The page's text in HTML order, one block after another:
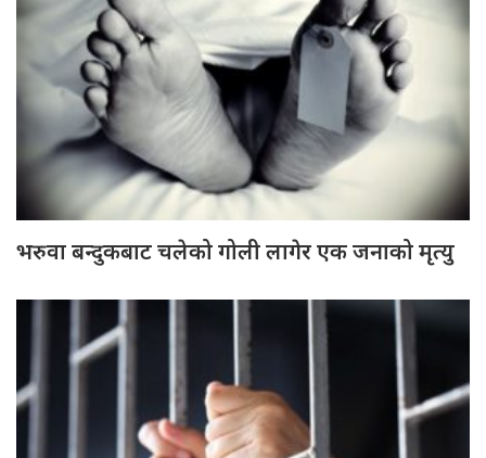
भरुवा बन्दुकबाट चलेको गोली लागेर एक जनाको मृत्यु